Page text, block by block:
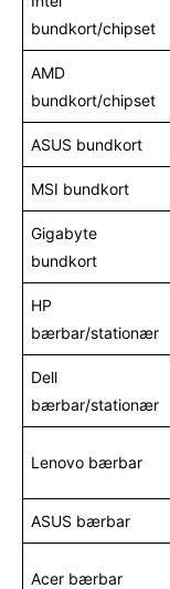
bundkort/chipset
AMD
bundkort/chipset
ASUS bundkort
MSI bundkort
Gigabyte
bundkort
HP
bærbar/stationær
Dell
bærbar/stationær
Lenovo bærbar
ASUS bærbar
Acer bærbar